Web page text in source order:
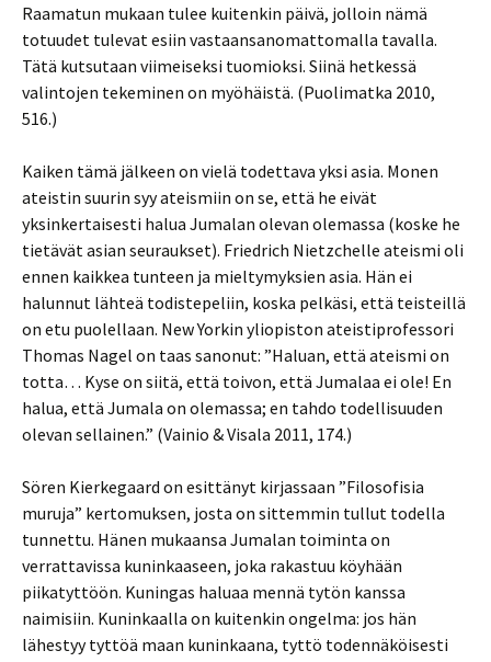
Raamatun mukaan tulee kuitenkin päivä, jolloin nämä
totuudet tulevat esiin vastaansanomattomalla tavalla.
Tätä kutsutaan viimeiseksi tuomioksi. Siinä hetkessä
valintojen tekeminen on myöhäistä. (Puolimatka 2010,
516.)
Kaiken tämä jälkeen on vielä todettava yksi asia. Monen
ateistin suurin syy ateismiin on se, että he eivät
yksinkertaisesti halua Jumalan olevan olemassa (koske he
tietävät asian seuraukset). Friedrich Nietzchelle ateismi oli
ennen kaikkea tunteen ja mieltymyksien asia. Hän ei
halunnut lähteä todistepeliin, koska pelkäsi, että teisteillä
on etu puolellaan. New Yorkin yliopiston ateistiprofessori
Thomas Nagel on taas sanonut: ”Haluan, että ateismi on
totta… Kyse on siitä, että toivon, että Jumalaa ei ole! En
halua, että Jumala on olemassa; en tahdo todellisuuden
olevan sellainen.” (Vainio & Visala 2011, 174.)
Sören Kierkegaard on esittänyt kirjassaan ”Filosofisia
muruja” kertomuksen, josta on sittemmin tullut todella
tunnettu. Hänen mukaansa Jumalan toiminta on
verrattavissa kuninkaaseen, joka rakastuu köyhään
piikatyttöön. Kuningas haluaa mennä tytön kanssa
naimisiin. Kuninkaalla on kuitenkin ongelma: jos hän
lähestyy tyttöä maan kuninkaana, tyttö todennäköisesti